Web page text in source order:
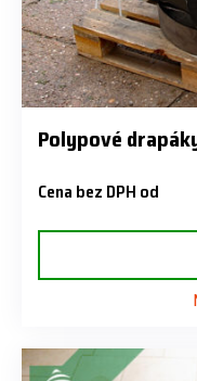
Polypové
Cena bez DPH od